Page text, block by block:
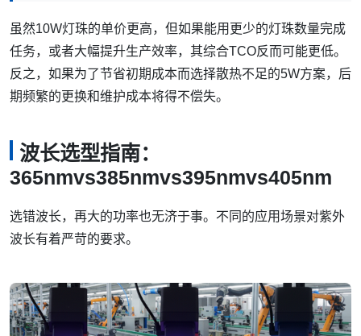
虽然10W灯珠的单价更高，但如果能用更少的灯珠数量完成
任务，或者大幅提升生产效率，其综合TCO反而可能更低。
反之，如果为了节省初期成本而选择散热不足的5W方案，后
期频繁的更换和维护成本将得不偿失。
波长选型指南：
365nmvs385nmvs395nmvs405nm
选错波长，再大的功率也无济于事。不同的应用场景对紫外
波长有着严苛的要求。